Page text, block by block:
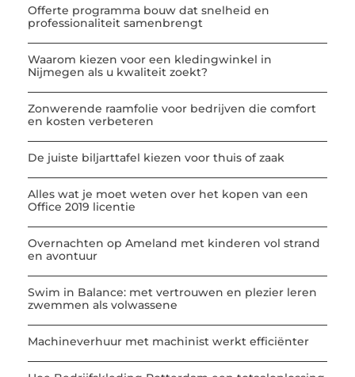
Offerte programma bouw dat snelheid en
professionaliteit samenbrengt
Waarom kiezen voor een kledingwinkel in
Nijmegen als u kwaliteit zoekt?
Zonwerende raamfolie voor bedrijven die comfort
en kosten verbeteren
De juiste biljarttafel kiezen voor thuis of zaak
Alles wat je moet weten over het kopen van een
Office 2019 licentie
Overnachten op Ameland met kinderen vol strand
en avontuur
Swim in Balance: met vertrouwen en plezier leren
zwemmen als volwassene
Machineverhuur met machinist werkt efficiënter